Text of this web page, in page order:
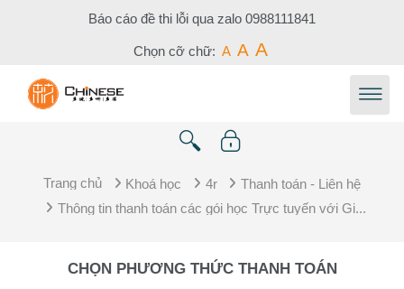
Chuyển tới nội dung chính
Báo cáo đề thi lỗi qua zalo 0988111841
Chọn cỡ chữ: A A A
Trang chủ Khoá học 4r
Thanh toán - Liên hệ
Thông tin thanh toán các gói học Trực tuyến với Gi...
CHỌN PHƯƠNG THỨC THANH TOÁN